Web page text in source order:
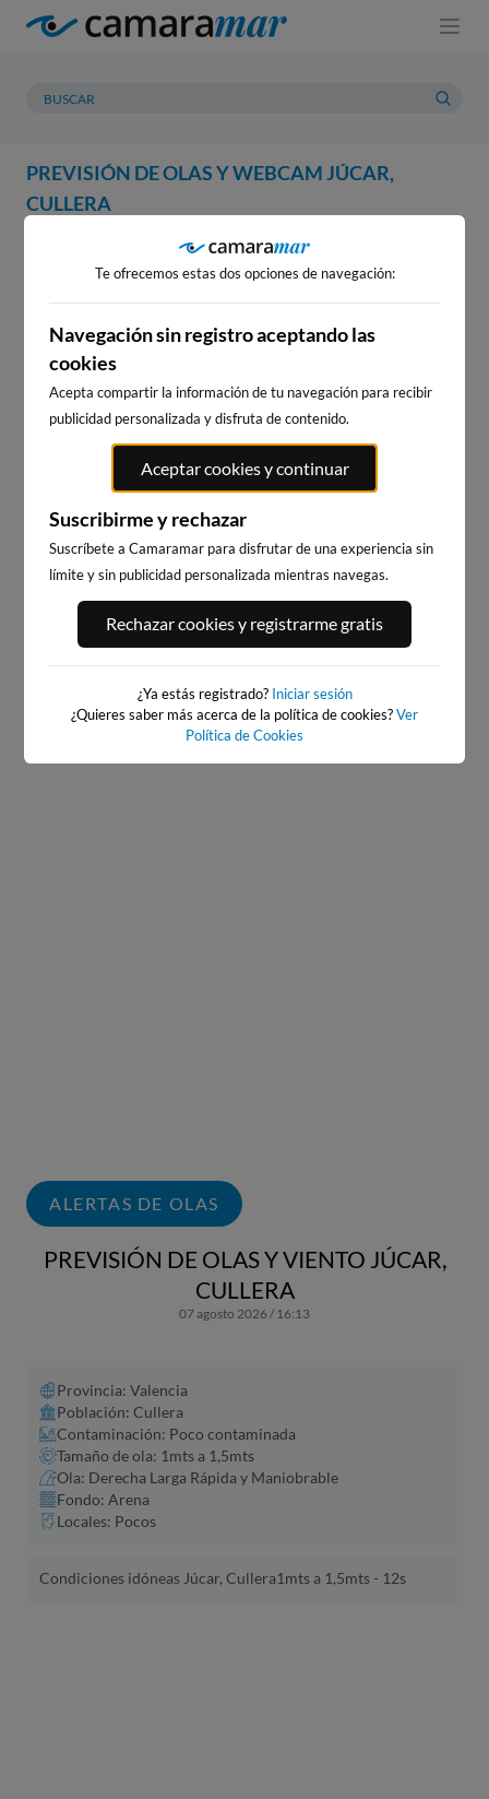
PREVISIÓN DE OLAS Y WEBCAM JÚCAR,
CULLERA
PREVISIÓN METEOROLOGÍA
WEBCAM JÚCAR, CULLERA
WEBCAMS CERCANAS
PLAYA DE GANDIA
14km · Gandía
PLAYA DE PILES
0.2 m CHOPI
ALERTAS DE OLAS
PREVISIÓN DE OLAS Y VIENTO JÚCAR,
CULLERA
07 agosto 2026 / 16:13
Provincia: Valencia
Población: Cullera
Contaminación: Poco contaminada
Tamaño de ola: 1mts a 1,5mts
Ola: Derecha Larga Rápida y Maniobrable
Fondo: Arena
Locales: Pocos
Condiciones idóneas Júcar, Cullera1mts a 1,5mts - 12s
Te ofrecemos estas dos opciones de navegación:
Navegación sin registro aceptando las
cookies
Acepta compartir la información de tu navegación para recibir
publicidad personalizada y disfruta de contenido.
Aceptar cookies y continuar
Suscribirme y rechazar
Suscríbete a Camaramar para disfrutar de una experiencia sin
límite y sin publicidad personalizada mientras navegas.
Rechazar cookies y registrarme gratis
¿Ya estás registrado? Iniciar sesión
¿Quieres saber más acerca de la política de cookies?Ver
Política de Cookies